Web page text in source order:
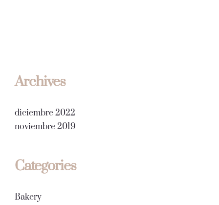
Archives
diciembre 2022
noviembre 2019
Categories
Bakery